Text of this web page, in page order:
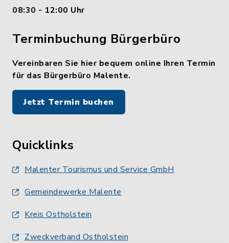
08:30 - 12:00 Uhr
Terminbuchung Bürgerbüro
Vereinbaren Sie hier bequem online Ihren Termin
für das Bürgerbüro Malente.
Jetzt Termin buchen
Quicklinks
Malenter Tourismus und Service GmbH
Gemeindewerke Malente
Kreis Ostholstein
Zweckverband Ostholstein